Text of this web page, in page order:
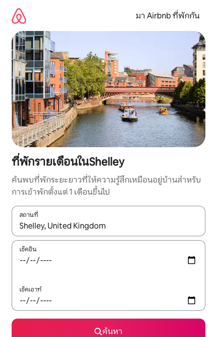
เนื้อหา
มา Airbnb ที่พักกัน
ที่พักรายเดือนในShelley
ค้นพบที่พักระยะยาวที่ให้ความรู้สึกเหมือนอยู่บ้านสำหรับ
การเข้าพักตั้งแต่ 1 เดือนขึ้นไป
สถานที่
ใช้ลูกศรขึ้นลง หรือใช้การสัมผัสหรือปัด เพื่อสำรวจผลการค้นหา
เช็คอิน
เช็คเอาท์
ค้นหา